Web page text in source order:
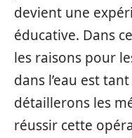
devient une
éducative. Dans
les raisons pour
dans l’eau est
détaillerons les
réussir cette